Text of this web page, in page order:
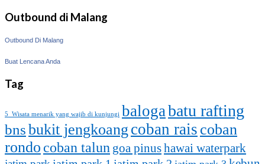
Outbound di Malang
Outbound Di Malang
Buat Lencana Anda
Tag
5 Wisata menarik yang wajib di kunjungi baloga batu rafting
bnsbukit jengkoang coban rais coban
rondo coban talun goa pinushawai waterpark